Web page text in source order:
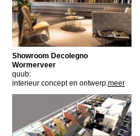
Showroom Decolegno
Wormerveer
quub:
interieur concept en ontwerp.meer